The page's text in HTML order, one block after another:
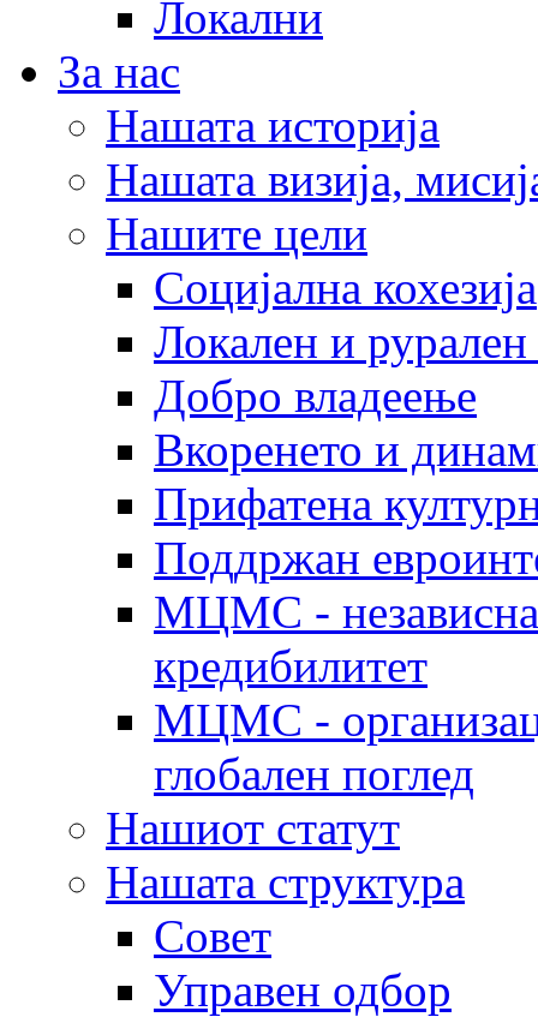
Локални
За нас
Нашата историја
Нашата визија,
Нашите цели
Социјална кохезија
Локален и рурален
Добро владеење
Вкоренето и
Прифатена
Поддржан
МЦМС - независна
кредибилитет
МЦМС -
глобален поглед
Нашиот статут
Нашата структура
Совет
Управен одбор